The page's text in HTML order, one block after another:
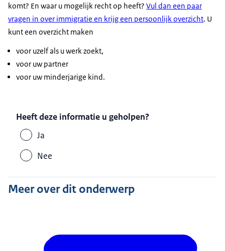
komt? En waar u mogelijk recht op heeft? Vul dan een paar
vragen in over immigratie en krijg een persoonlijk overzicht. U
kunt een overzicht maken
voor uzelf als u werk zoekt,
voor uw partner
voor uw minderjarige kind.
Heeft deze informatie u geholpen?
Ja
Nee
Meer over dit onderwerp